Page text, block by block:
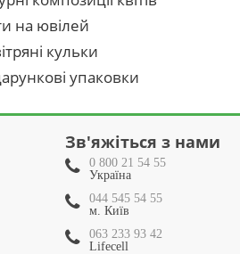
на ювілей
кульки
упаковки
Зв'яжіться з нами
0 800 21 54 55
Україна
044 545 54 55
м. Київ
063 233 93 42
Lifecell